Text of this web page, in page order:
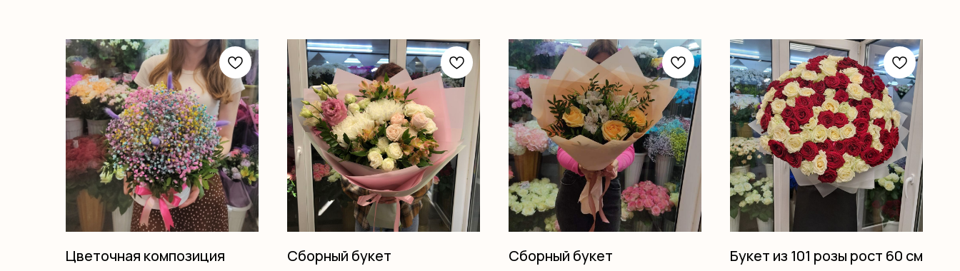
Цветочная композиция Сборный букет Сборный букет Букет из 101 розы рост 60 см